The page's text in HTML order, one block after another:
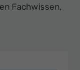
Fachwissen,